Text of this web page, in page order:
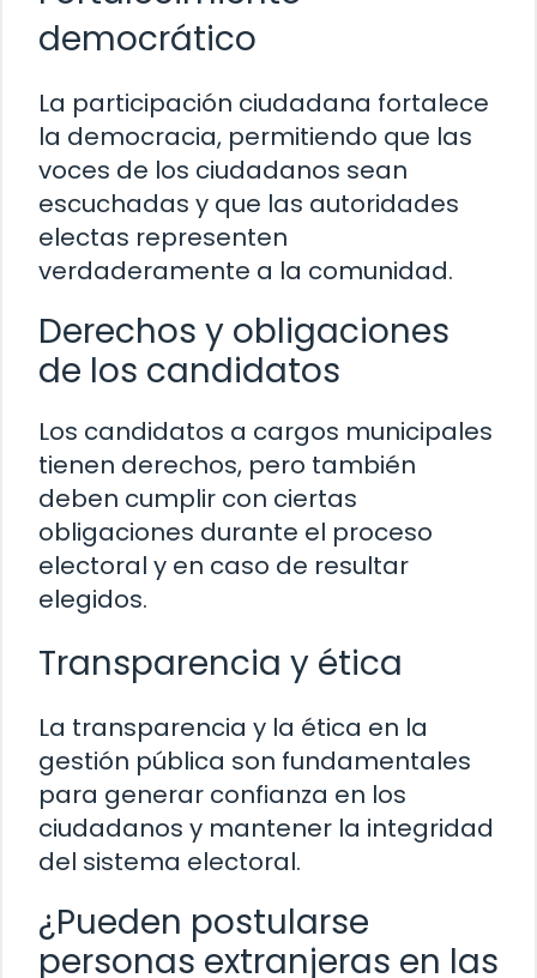
democrático
La participación ciudadana fortalece
la democracia, permitiendo que las
voces de los ciudadanos sean
escuchadas y que las autoridades
electas representen
verdaderamente a la comunidad.
Derechos y obligaciones
de los candidatos
Los candidatos a cargos municipales
tienen derechos, pero también
deben cumplir con ciertas
obligaciones durante el proceso
electoral y en caso de resultar
elegidos.
Transparencia y ética
La transparencia y la ética en la
gestión pública son fundamentales
para generar confianza en los
ciudadanos y mantener la integridad
del sistema electoral.
¿Pueden postularse
personas extranjeras en las